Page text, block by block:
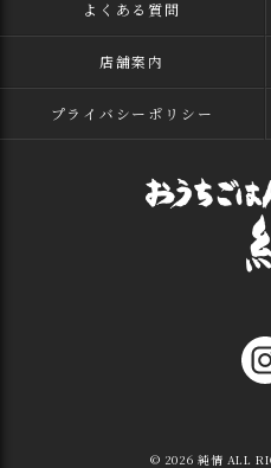
よくある質問
店舗案内
プライバシーポリシー
© 2026 純情 ALL